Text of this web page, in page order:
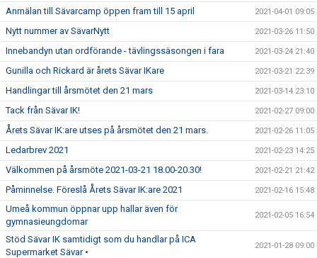
Anmälan till Sävarcamp öppen fram till 15 april 2021-04-01 09:05
Nytt nummer av SävarNytt 2021-03-26 11:50
Innebandyn utan ordförande - tävlingssäsongen i fara 2021-03-24 21:40
Gunilla och Rickard är årets Sävar IKare 2021-03-21 22:39
Handlingar till årsmötet den 21 mars 2021-03-14 23:10
Tack från Sävar IK! 2021-02-27 09:00
Årets Sävar IK:are utses på årsmötet den 21 mars. 2021-02-26 11:05
Ledarbrev 2021 2021-02-23 14:25
Välkommen på årsmöte 2021-03-21 18.00-20.30! 2021-02-21 21:42
Påminnelse. Föreslå Årets Sävar IK:are 2021 2021-02-16 15:48
Umeå kommun öppnar upp hallar även för
gymnasieungdomar
2021-02-05 16:54
Stöd Sävar IK samtidigt som du handlar på ICA
Supermarket Sävar •
2021-01-28 09:00